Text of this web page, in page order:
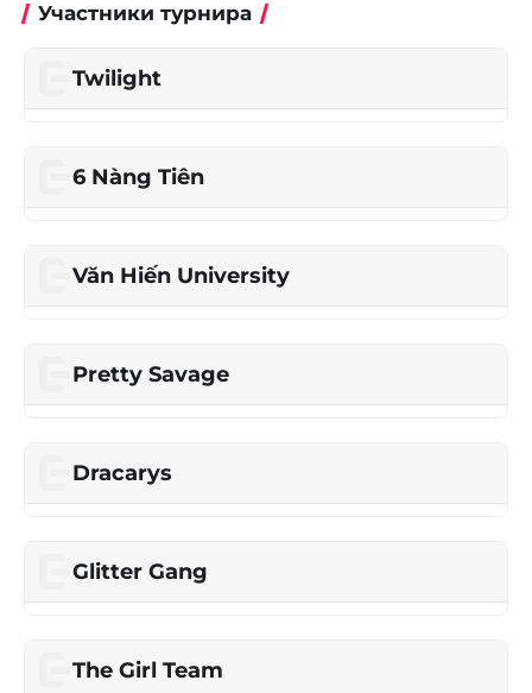
Участники турнира
Twilight
6 Nàng Tiên
Văn Hiến University
Pretty Savage
Dracarys
Glitter Gang
The Girl Team